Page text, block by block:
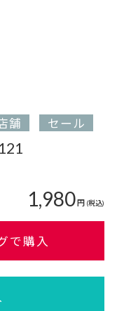
舗
セール
1,980円 (税込)
で購入